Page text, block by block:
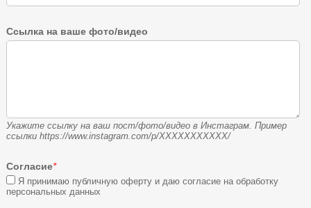
Ссылка на ваше фото/видео
Укажите ссылку на ваш пост/фото/видео в Инстаграм. Пример
ссылки https://www.instagram.com/p/XXXXXXXXXXX/
Согласие*
Я принимаю публичную оферту и даю согласие на обработку
персональных данных